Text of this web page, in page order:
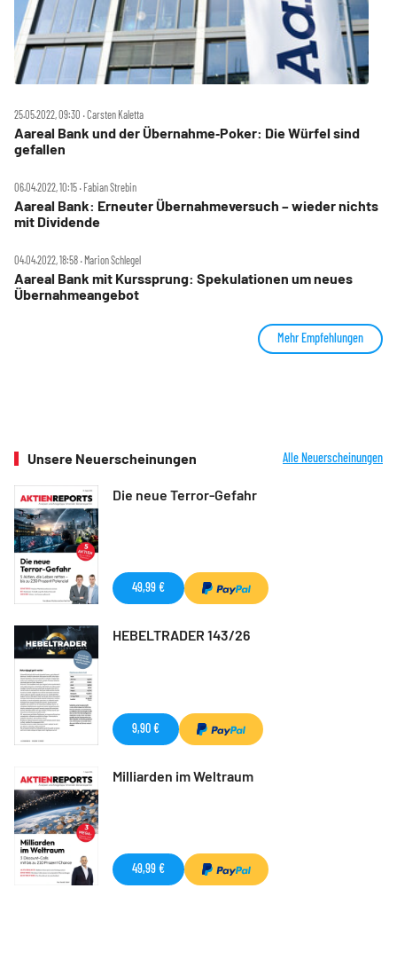
25.05.2022, 09:30 ‧ Carsten Kaletta
Aareal Bank und der Übernahme‑Poker: Die Würfel sind
gefallen
06.04.2022, 10:15 ‧ Fabian Strebin
Aareal Bank: Erneuter Übernahmeversuch – wieder nichts
mit Dividende
04.04.2022, 18:58 ‧ Marion Schlegel
Aareal Bank mit Kurssprung: Spekulationen um neues
Übernahmeangebot
Mehr Empfehlungen
Unsere Neuerscheinungen Alle Neuerscheinungen
Die neue Terror-Gefahr
49,99 €
HEBELTRADER 143/26
9,90 €
Milliarden im Weltraum
49,99 €